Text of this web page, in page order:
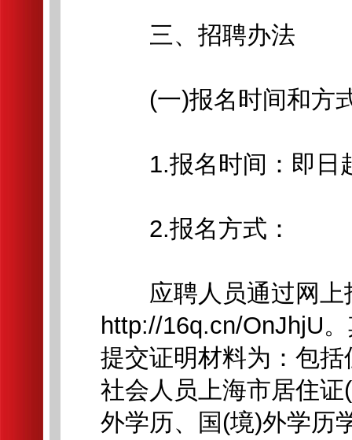
三、招聘办法
(一)报名时间和方
1.报名时间：即日
2.报名方式：
应聘人员通过网上
http://16q.cn/OnJhjU
提交证明材料为：包
社会人员上海市居住
外学历、国(境)外学历